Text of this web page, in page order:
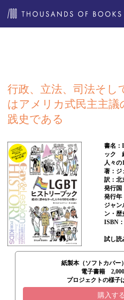
行政、立法、司法そ
はアメリカ式民主主議
践史である
書名：
ック
人々の
著：ジ
訳：北
発行国
発行年
ジャン
ン・歴
ISBN
試し読
紙製本（ソフトカバ
電子書籍
プロジェクトの様子
購入する